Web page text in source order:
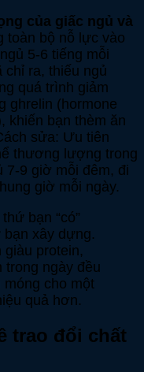
của giấc ngủ và
toàn bộ nỗ lực vào
5-6 tiếng mỗi
ra, thiếu ngủ
quá trình giảm
ghrelin (hormone
khiến bạn thèm ăn
sửa: Ưu tiên
thương lượng trong
7-9 giờ mỗi đêm, đi
giờ mỗi ngày.
bạn “có”
bạn xây dựng.
giàu protein,
trong ngày đều
móng cho một
quả hơn.
trao đổi chất